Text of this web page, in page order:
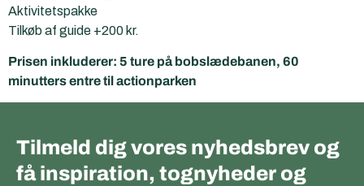
Aktivitetspakke
Tilkøb af guide +200 kr.
Prisen inkluderer: 5 ture på bobslædebanen, 60
minutters entre til actionparken
Tilmeld dig vores nyhedsbrev og
få inspiration, tognyheder og